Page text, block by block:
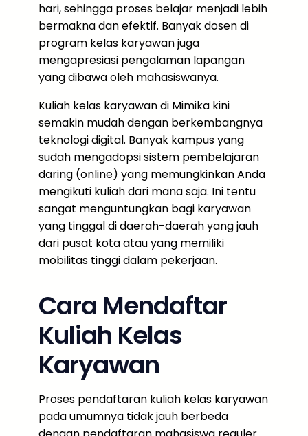
hari, sehingga proses belajar menjadi lebih
bermakna dan efektif. Banyak dosen di
program kelas karyawan juga
mengapresiasi pengalaman lapangan
yang dibawa oleh mahasiswanya.
Kuliah kelas karyawan di Mimika kini
semakin mudah dengan berkembangnya
teknologi digital. Banyak kampus yang
sudah mengadopsi sistem pembelajaran
daring (online) yang memungkinkan Anda
mengikuti kuliah dari mana saja. Ini tentu
sangat menguntungkan bagi karyawan
yang tinggal di daerah-daerah yang jauh
dari pusat kota atau yang memiliki
mobilitas tinggi dalam pekerjaan.
Cara Mendaftar
Kuliah Kelas
Karyawan
Proses pendaftaran kuliah kelas karyawan
pada umumnya tidak jauh berbeda